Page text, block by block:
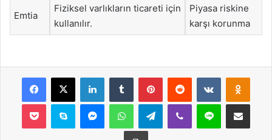
Emtia
Fiziksel varlıkların ticareti için
kullanılır.
Piyasa riskine
karşı korunma
Facebook
X LinkedInTumblr PinterestReddit VKontakte
Pocket Skype MessengerWhatsAppTelegramViber Line E-Posta ile
Yazdır